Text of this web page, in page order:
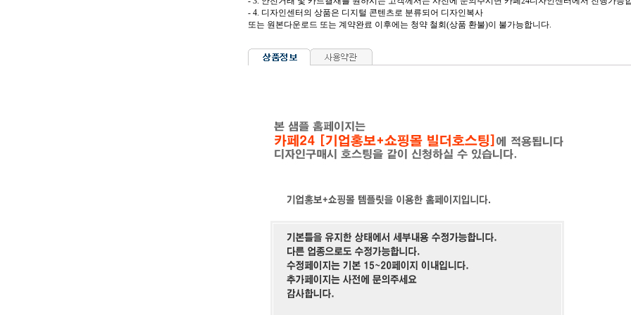
- 4. 디자인센터의 상품은 디지털 콘텐츠로 분류되어 디자인복사
또는 원본다운로드 또는 계약완료 이후에는 청약 철회(상품 환불)이 불가능합니다.